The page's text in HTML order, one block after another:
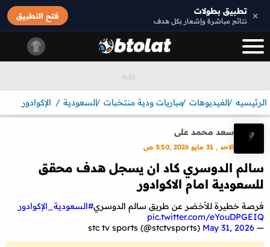
× تطبيق بطولات
نتائج مباشرة وإشعار بكل هدف
فتح التطبيق
الرئيسيه الفيديوهات مباريات ودية منتخبات السعودية الإكوادور
سعد محمد على
الاحد , 31 مايو 2026 ,3:50 ص
سالم الدوسري كاد ان يسجل هدف محقق
للسعودية امام الاكوادور
فرصة خطيرة للأخضر عن طريق سالم الدوسري#السعودية_الإكوادور
pic.twitter.com/eYouDPGEIQ
— stc tv sports (@stctvsports)
May 31, 2026